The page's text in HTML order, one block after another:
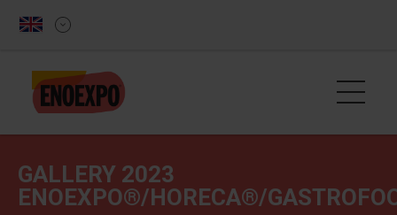
GALLERY 2023
ENOEXPO®/HORECA®/